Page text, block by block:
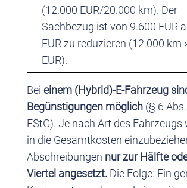
(12.000 EUR/20.000 km). Der
Sachbezug ist von 9.600 EUR
EUR zu reduzieren (12.000 km
EUR).
Bei einem (Hybrid)-E-Fahrzeug
Begünstigungen möglich(§ 6 Abs.
EStG). Je nach Art des Fahrzeugs
in die Gesamtkosten
Abschreibungen nur zur Hälfte
Viertel angesetzt. Die Folge: Ein